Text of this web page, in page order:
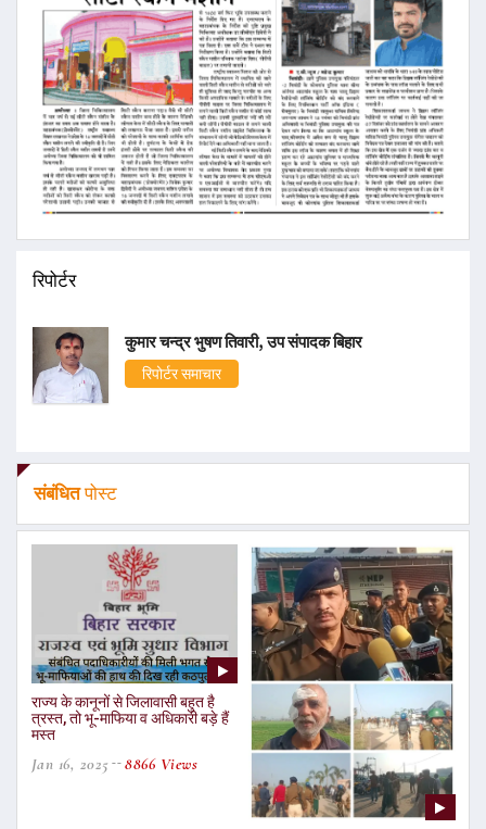
रिपोर्टर
कुमार चन्द्र भुषण तिवारी, उप संपादक बिहार
रिपोर्टर समाचार
संबंधितपोस्ट
राज्य के कानूनों से जिलावासी बहुत है
त्रस्त, तो भू-माफिया व अधिकारी बड़े हैं
मस्त
Jan 16, 2025 8866 Views